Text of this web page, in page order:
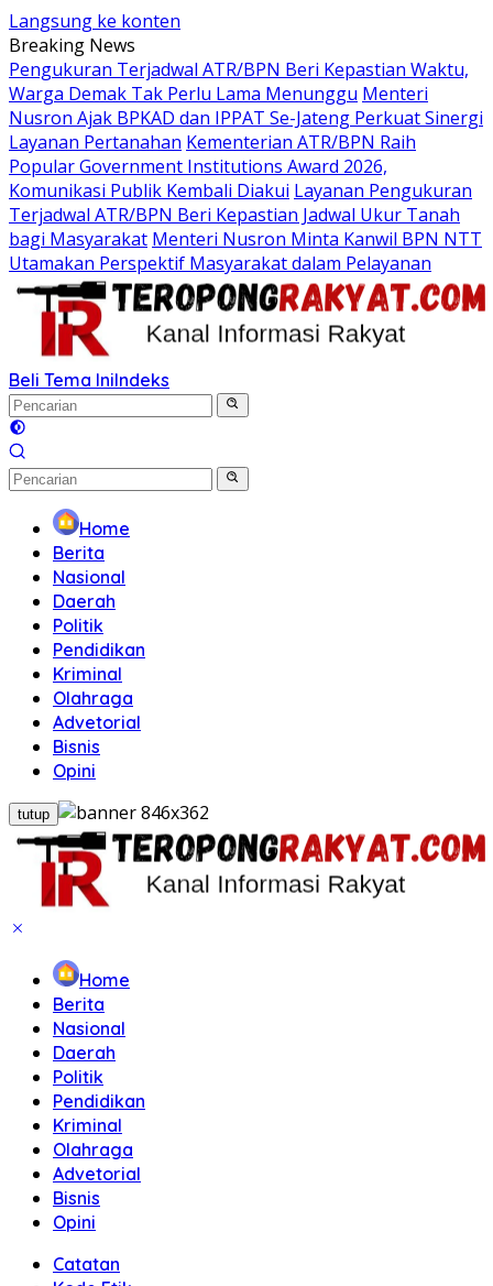
Langsung ke konten
Breaking News
Pengukuran Terjadwal ATR/BPN Beri Kepastian Waktu,
Warga Demak Tak Perlu Lama Menunggu Menteri
Nusron Ajak BPKAD dan IPPAT Se-Jateng Perkuat Sinergi
Layanan Pertanahan Kementerian ATR/BPN Raih
Popular Government Institutions Award 2026,
Komunikasi Publik Kembali Diakui Layanan Pengukuran
Terjadwal ATR/BPN Beri Kepastian Jadwal Ukur Tanah
bagi Masyarakat Menteri Nusron Minta Kanwil BPN NTT
Utamakan Perspektif Masyarakat dalam Pelayanan
Beli Tema IniIndeks
Home
Berita
Nasional
Daerah
Politik
Pendidikan
Kriminal
Olahraga
Advetorial
Bisnis
Opini
tutup
Home
Berita
Nasional
Daerah
Politik
Pendidikan
Kriminal
Olahraga
Advetorial
Bisnis
Opini
Catatan